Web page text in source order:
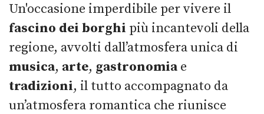
Un'occasione imperdibile per vivere il
fascino dei borghi più incantevoli della
regione, avvolti dall’atmosfera unica di
musica, arte, gastronomiae
tradizioni, il tutto accompagnato da
un’atmosfera romantica che riunisce